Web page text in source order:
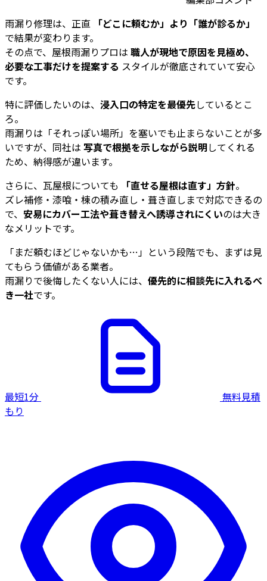
雨漏り修理は、正直
「どこに頼むか」より「誰が診るか」
で結果が変わります。
その点で、屋根雨漏りプロは 職人が現地で原因を見極め、
必要な工事だけを提案する スタイルが徹底されていて安心
です。
特に評価したいのは、 浸入口の特定を最優先しているとこ
ろ。
雨漏りは「それっぽい場所」を塞いでも止まらないことが多
いですが、同社は 写真で根拠を示しながら説明してくれる
ため、納得感が違います。
さらに、瓦屋根についても
「直せる屋根は直す」方針。
ズレ補修・漆喰・棟の積み直し・葺き直しまで対応できるの
で、 安易にカバー工法や葺き替えへ誘導されにくいのは大き
なメリットです。
「まだ頼むほどじゃないかも…」という段階でも、まずは見
てもらう価値がある業者。
雨漏りで後悔したくない人には、 優先的に相談先に入れるべ
き一社です。
最短1分
無料見積
もり